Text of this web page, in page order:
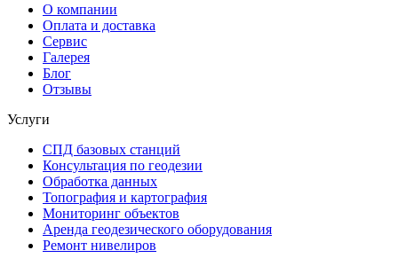
О компании
Оплата и доставка
Сервис
Галерея
Блог
Отзывы
Услуги
СПД базовых станций
Консультация по геодезии
Обработка данных
Топография и картография
Мониторинг объектов
Аренда геодезического оборудования
Ремонт нивелиров